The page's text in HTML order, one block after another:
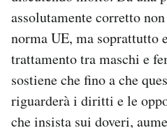
assolutamente corretto
norma UE, ma soprattutto
trattamento tra maschi e
sostiene che fino a che
riguarderà i diritti e le
che insista sui doveri,